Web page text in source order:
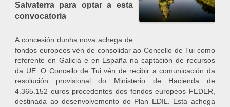
Salvaterra para optar a esta
convocatoria
A concesión dunha nova achega de
fondos europeos vén de consolidar ao Concello de Tui como
referente en Galicia e en España na captación de recursos
da UE. O Concello de Tui vén de recibir a comunicación da
resolución provisional do Ministerio de Hacienda de
4.365.152 euros procedentes dos fondos europeos FEDER,
destinada ao desenvolvemento do Plan EDIL. Esta achega